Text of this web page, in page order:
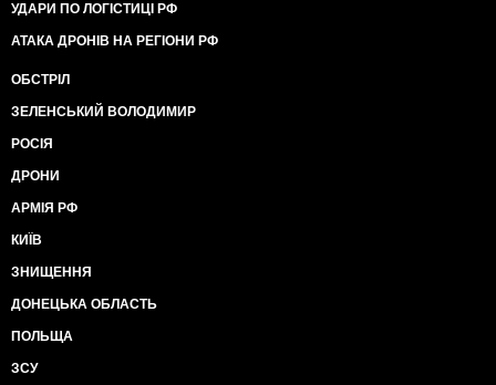
УДАРИ ПО ЛОГІСТИЦІ РФ
АТАКА ДРОНІВ НА РЕГІОНИ РФ
ОБСТРІЛ
ЗЕЛЕНСЬКИЙ ВОЛОДИМИР
РОСІЯ
ДРОНИ
АРМІЯ РФ
КИЇВ
ЗНИЩЕННЯ
ДОНЕЦЬКА ОБЛАСТЬ
ПОЛЬЩА
ЗСУ